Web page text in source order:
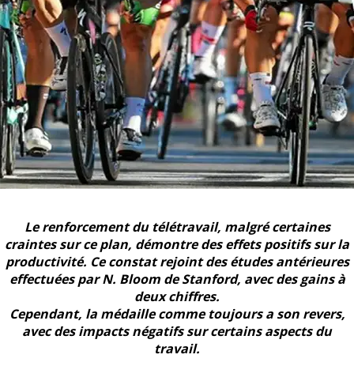
Le renforcement du télétravail, malgré certaines
craintes sur ce plan, démontre des effets positifs sur la
productivité. Ce constat rejoint des études antérieures
effectuées par N. Bloom de Stanford, avec des gains à
deux chiffres.
Cependant, la médaille comme toujours a son revers,
avec des impacts négatifs sur certains aspects du
travail.